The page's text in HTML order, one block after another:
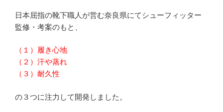
日本屈指の靴下職人が営む奈良県にてシューフィッター
監修・考案のもと、
（１）履き心地
（２）汗や蒸れ
（３）耐久性
の３つに注力して開発しました。